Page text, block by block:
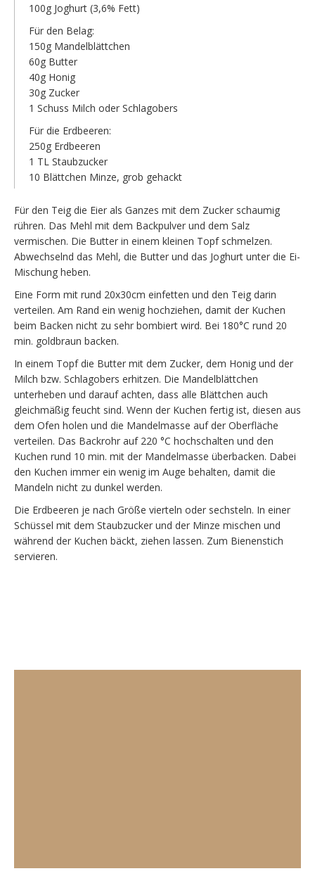
100g Joghurt (3,6% Fett)
Für den Belag:
150g Mandelblättchen
60g Butter
40g Honig
30g Zucker
1 Schuss Milch oder Schlagobers
Für die Erdbeeren:
250g Erdbeeren
1 TL Staubzucker
10 Blättchen Minze, grob gehackt
Für den Teig die Eier als Ganzes mit dem Zucker schaumig
rühren. Das Mehl mit dem Backpulver und dem Salz
vermischen. Die Butter in einem kleinen Topf schmelzen.
Abwechselnd das Mehl, die Butter und das Joghurt unter die Ei-
Mischung heben.
Eine Form mit rund 20x30cm einfetten und den Teig darin
verteilen. Am Rand ein wenig hochziehen, damit der Kuchen
beim Backen nicht zu sehr bombiert wird. Bei 180°C rund 20
min. goldbraun backen.
In einem Topf die Butter mit dem Zucker, dem Honig und der
Milch bzw. Schlagobers erhitzen. Die Mandelblättchen
unterheben und darauf achten, dass alle Blättchen auch
gleichmäßig feucht sind. Wenn der Kuchen fertig ist, diesen aus
dem Ofen holen und die Mandelmasse auf der Oberfläche
verteilen. Das Backrohr auf 220 °C hochschalten und den
Kuchen rund 10 min. mit der Mandelmasse überbacken. Dabei
den Kuchen immer ein wenig im Auge behalten, damit die
Mandeln nicht zu dunkel werden.
Die Erdbeeren je nach Größe vierteln oder sechsteln. In einer
Schüssel mit dem Staubzucker und der Minze mischen und
während der Kuchen bäckt, ziehen lassen. Zum Bienenstich
servieren.